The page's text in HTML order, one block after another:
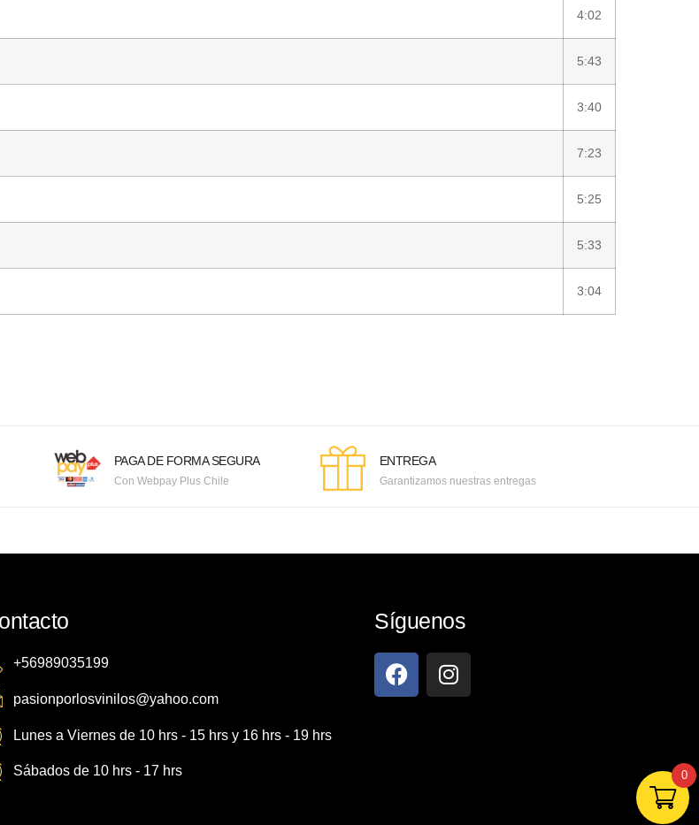
4:02
5:43
3:40
7:23
5:25
5:33
3:04
PAGA DE FORMA SEGURA
Con Webpay Plus Chile
ENTREGA
Garantizamos nuestras entregas
+56989035199
pasionporlosvinilos@yahoo.com
Lunes a Viernes de 10 hrs - 15 hrs y 16 hrs - 19 hrs
Sábados de 10 hrs - 17 hrs
Síguenos
0